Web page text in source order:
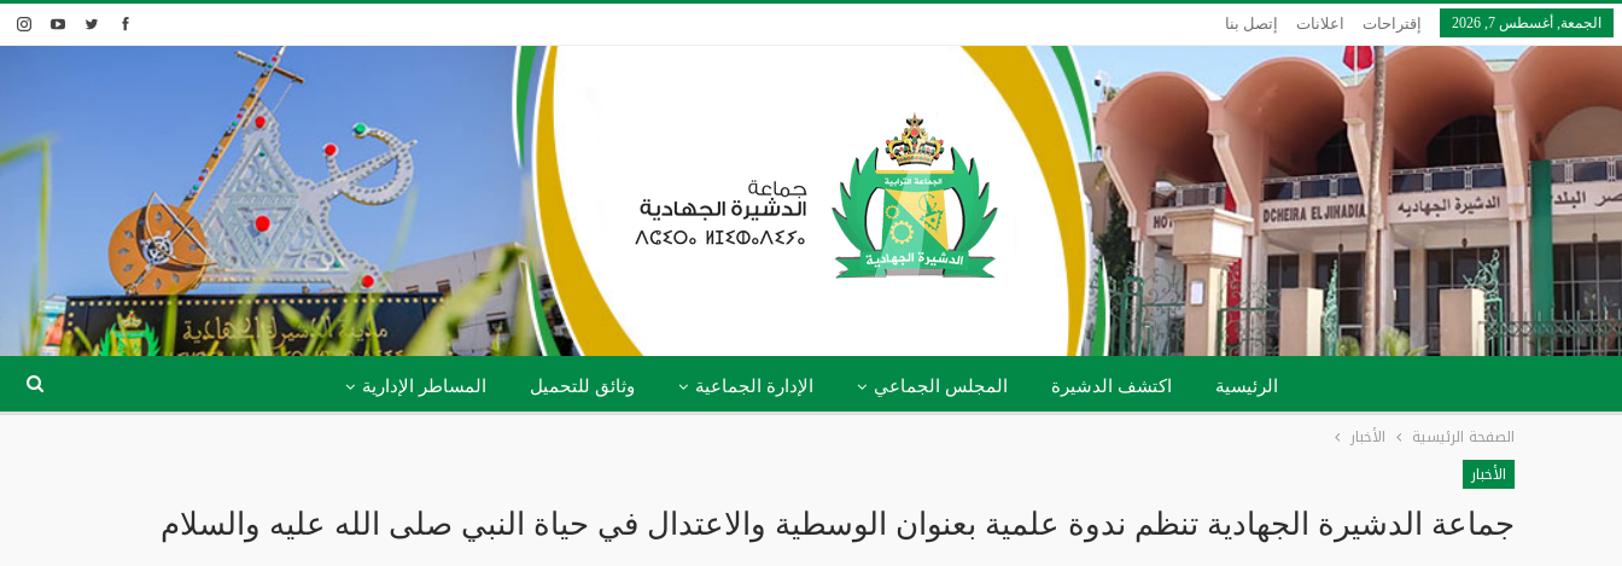
الجمعة, أغسطس 7, 2026 إقتراحات اعلانات إتصل بنا
الرئيسية اكتشف الدشيرة المجلس الجماعي الإدارة الجماعية وثائق للتحميل المساطر الإدارية
الصفحة الرئيسية
الأخبار
الأخبار
جماعة الدشيرة الجهادية تنظم ندوة علمية بعنوان الوسطية والاعتدال في حياة النبي صلى الله عليه والسلام